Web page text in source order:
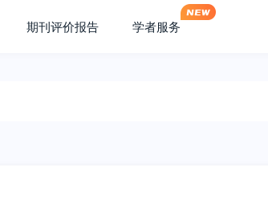
期刊评价报告 学者服务